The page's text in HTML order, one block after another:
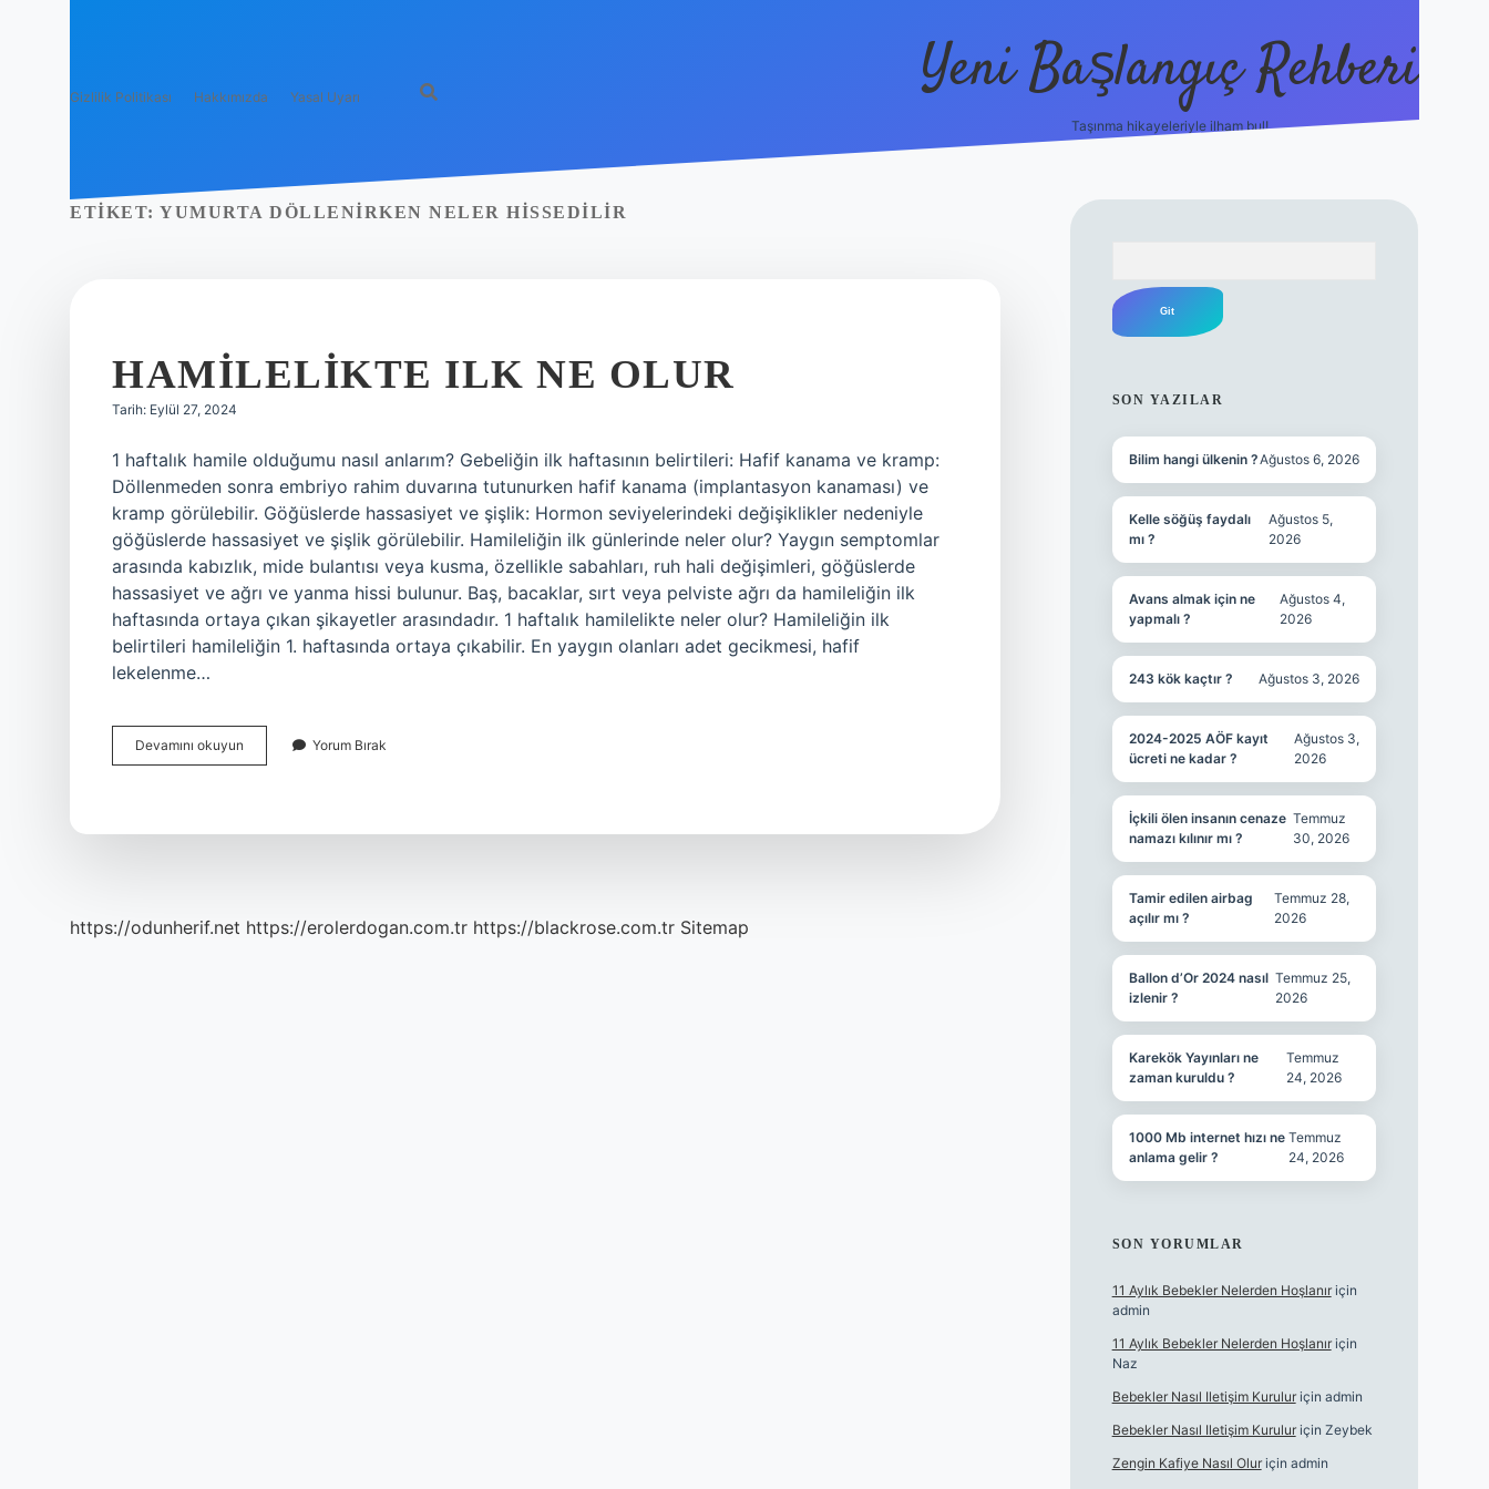
Gizlilik Politikası Hakkımızda Yasal Uyarı Yeni Başlangıç Rehberi
Taşınma hikayeleriyle ilham bul!
ETIKET: YUMURTA DÖLLENIRKEN NELER HISSEDILIR
HAMILELIKTE ILK NE OLUR
Tarih: Eylül 27, 2024
1 haftalık hamile olduğumu nasıl anlarım? Gebeliğin ilk haftasının belirtileri: Hafif kanama ve kramp:
Döllenmeden sonra embriyo rahim duvarına tutunurken hafif kanama (implantasyon kanaması) ve
kramp görülebilir. Göğüslerde hassasiyet ve şişlik: Hormon seviyelerindeki değişiklikler nedeniyle
göğüslerde hassasiyet ve şişlik görülebilir. Hamileliğin ilk günlerinde neler olur? Yaygın semptomlar
arasında kabızlık, mide bulantısı veya kusma, özellikle sabahları, ruh hali değişimleri, göğüslerde
hassasiyet ve ağrı ve yanma hissi bulunur. Baş, bacaklar, sırt veya pelviste ağrı da hamileliğin ilk
haftasında ortaya çıkan şikayetler arasındadır. 1 haftalık hamilelikte neler olur? Hamileliğin ilk
belirtileri hamileliğin 1. haftasında ortaya çıkabilir. En yaygın olanları adet gecikmesi, hafif
lekelenme…
Devamını okuyun Hamilelikte
Ilk
Yorum Bırak
https://odunherif.net https://erolerdogan.com.tr https://blackrose.com.tr Sitemap
SON YAZILAR
Bilim hangi ülkenin ?Ağustos 6, 2026
Kelle söğüş faydalı
mı ?
Ağustos 5,
2026
Avans almak için ne
yapmalı ?
Ağustos 4,
2026
243 kök kaçtır ? Ağustos 3, 2026
2024-2025 AÖF kayıt
ücreti ne kadar ?
Ağustos 3,
2026
İçkili ölen insanın cenaze
namazı kılınır mı ?
Temmuz
30, 2026
Tamir edilen airbag
açılır mı ?
Temmuz 28,
2026
Ballon d’Or 2024 nasıl
izlenir ?
Temmuz 25,
2026
Karekök Yayınları ne
zaman kuruldu ?
Temmuz
24, 2026
1000 Mb internet hızı ne
anlama gelir ?
Temmuz
24, 2026
SON YORUMLAR
11 Aylık Bebekler Nelerden Hoşlanıriçin
admin
11 Aylık Bebekler Nelerden Hoşlanıriçin
Naz
Bebekler Nasıl Iletişim Kuruluriçin admin
Bebekler Nasıl Iletişim Kuruluriçin Zeybek
Zengin Kafiye Nasıl Oluriçin admin
ilbet yeni